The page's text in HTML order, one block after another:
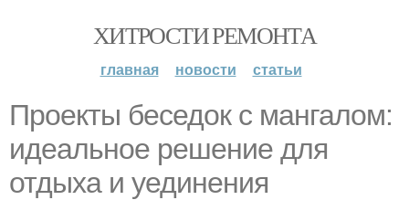
ХИТРОСТИ РЕМОНТА
главная новости статьи
Проекты беседок с мангалом:
идеальное решение для
отдыха и уединения